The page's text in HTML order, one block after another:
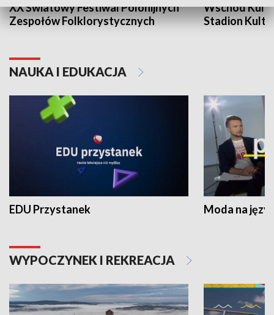
XX Światowy Festiwal Polonijnych
Zespołów Folklorystycznych
Wschód
Stadion
NAUKA I EDUKACJA
EDU Przystanek Moda na
WYPOCZYNEK I REKREACJA